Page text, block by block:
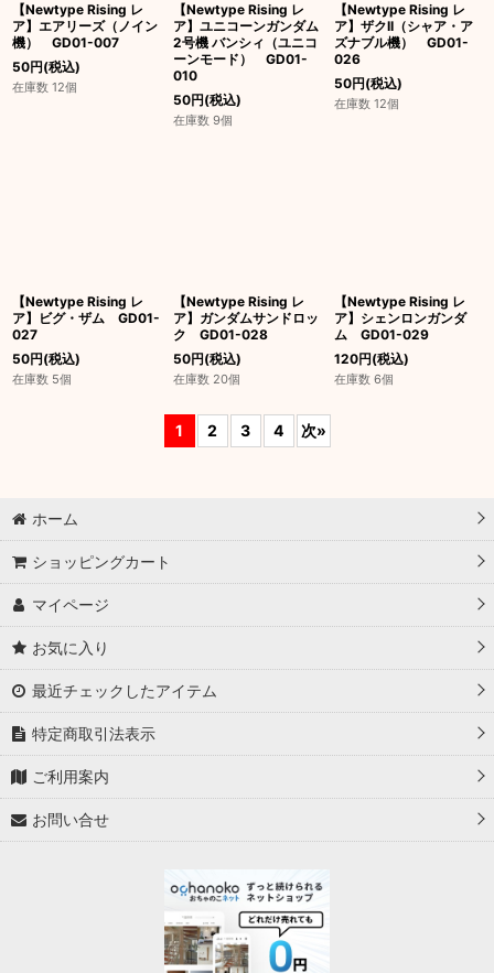
【Newtype Rising レ
ア】エアリーズ（ノイン
機） GD01-007
50円(税込)
在庫数 12個
【Newtype Rising レ
ア】ユニコーンガンダム
2号機 バンシィ（ユニコ
ーンモード） GD01-
010
50円(税込)
在庫数 9個
【Newtype Rising レ
ア】ザクII（シャア・ア
ズナブル機） GD01-
026
50円(税込)
在庫数 12個
【Newtype Rising レ
ア】ビグ・ザム GD01-
027
50円(税込)
在庫数 5個
【Newtype Rising レ
ア】ガンダムサンドロッ
ク GD01-028
50円(税込)
在庫数 20個
【Newtype Rising レ
ア】シェンロンガンダ
ム GD01-029
120円(税込)
在庫数 6個
1 2 3 4 次»
ホーム
ショッピングカート
マイページ
お気に入り
最近チェックしたアイテム
特定商取引法表示
ご利用案内
お問い合せ